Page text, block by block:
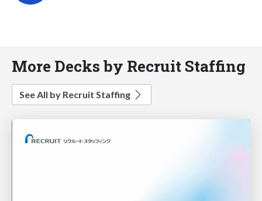
More Decks by Recruit Staffing
See All by Recruit Staffing